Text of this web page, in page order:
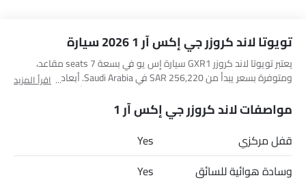
تويوتا لاند كروزر جي إكس آر 1 2026 سيارة
يعتبر تويوتا لاند كروزر GXR1 سيارة إس يو في بسعة 7 seats مقاعد،
ومتوفرة بسعر يبدأ من SAR 256,220 في Saudi Arabia. أبعاد لاند كروزر
GXR1 هي 5115 MM L x 1980 MM W x 1905 MM H. أهم المنافسين لـ
لاند كروزر GXR1 هم AMG GLB 35 4MATIC, AMG GLA 35 4MATIC, AMG
GLA 45 S 4MATIC Plus و Huge E1.
اقرأ المزيد
مواصفات لاند كروزر جي إكس آر 1
قفل مركزي
Yes
وسادة هوائية للسائق
Yes